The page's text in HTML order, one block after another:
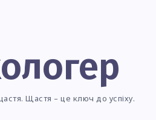
Щастя – це ключ до успіху.